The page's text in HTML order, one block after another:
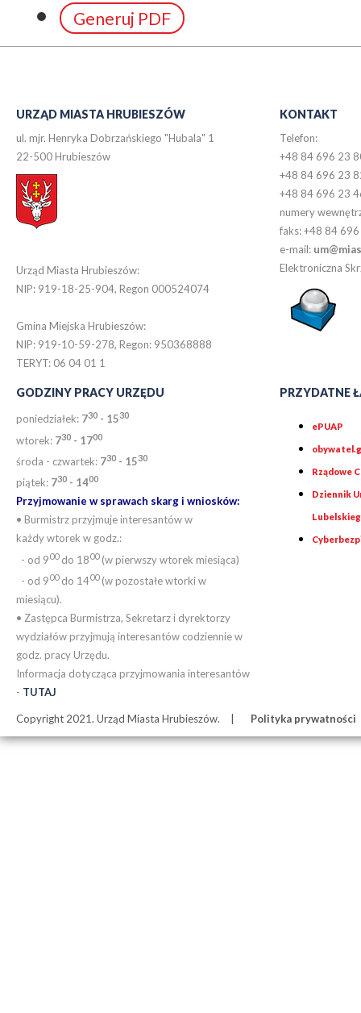
Generuj PDF
URZĄD MIASTA HRUBIESZÓW
ul. mjr. Henryka Dobrzańskiego "Hubala" 1
22-500 Hrubieszów
Urząd Miasta Hrubieszów:
NIP: 919-18-25-904, Regon 000524074
Gmina Miejska Hrubieszów:
NIP: 919-10-59-278, Regon: 950368888
TERYT: 06 04 01 1
KONTAKT
Telefon:
+48 84 696 23
+48 84 696 23
+48 84 696 23
numery
faks: +48 84
e-mail:
Elektroniczna
GODZINY PRACY URZĘDU
poniedziałek: 730 - 1530
wtorek: 730 - 1700
środa - czwartek: 730 - 1530
piątek: 730 - 1400
Przyjmowanie w sprawach skarg i wniosków:
• Burmistrz przyjmuje interesantów w
każdy wtorek w godz.:
- od 900do 1800(w pierwszy wtorek miesiąca)
- od 900do 1400(w pozostałe wtorki w
miesiącu).
• Zastępca Burmistrza, Sekretarz i dyrektorzy
wydziałów przyjmują interesantów codziennie w
godz. pracy Urzędu.
Informacja dotycząca przyjmowania interesantów
- TUTAJ
PRZYDATNE
ePUAP
Rządowe
Dziennik
Copyright 2021. Urząd Miasta Hrubieszów. Polityka prywatności